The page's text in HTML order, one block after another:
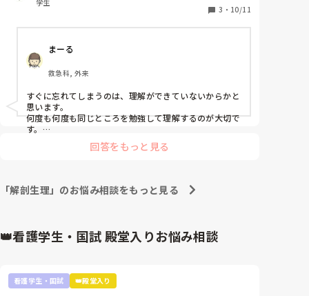
細胞から消化器系まで終わってるので、一から復習し
ようと思ってるのですが、何か効率的で良い方法あり
かったり適当に書いてたりで当てになりません😭
学生
3 ・ 10/11
まーる
救急科, 外来
すぐに忘れてしまうのは、理解ができていないからかと
思います。
何度も何度も同じところを勉強して理解するのが大切で
す。
あとは人に教えたりするのもいいと思います。
回答をもっと見る
「解剖生理」のお悩み相談をもっと見る
👑看護学生・国試 殿堂入りお悩み相談
看護学生・国試 👑殿堂入り